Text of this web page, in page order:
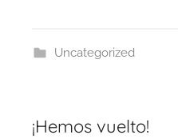
Uncategorized
¡Hemos vuelto!